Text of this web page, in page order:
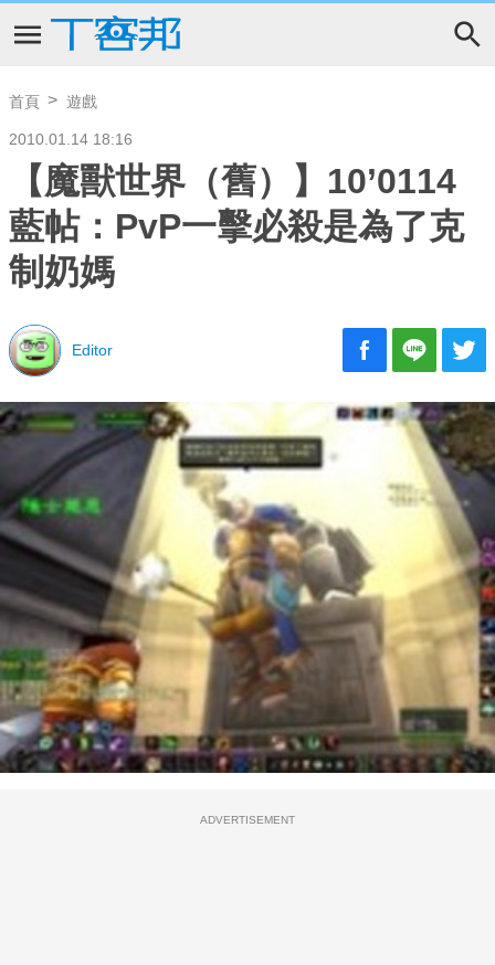
首頁 遊戲
2010.01.14 18:16
【魔獸世界（舊）】10’0114
藍帖：PvP一擊必殺是為了克
制奶媽
Editor
ADVERTISEMENT